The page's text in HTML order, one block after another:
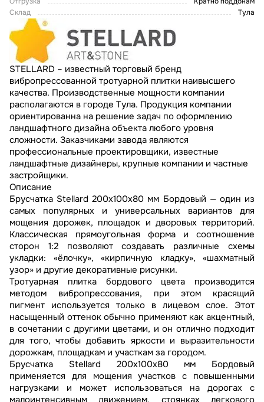
Склад
Тула
STELLARD – известный торговый бренд
вибропрессованной тротуарной плитки наивысшего
качества. Производственные мощности компании
располагаются в городе Тула. Продукция компании
ориентированна на решение задач по оформлению
ландшафтного дизайна объекта любого уровня
сложности. Заказчиками завода являются
профессиональные проектировщики, известные
ландшафтные дизайнеры, крупные компании и частные
застройщики.
Описание
Брусчатка Stellard 200x100x80 мм Бордовый — один из
самых популярных и универсальных вариантов для
мощения дорожек, площадок и дворовых территорий.
Классическая прямоугольная форма и соотношение
сторон 1:2 позволяют создавать различные схемы
укладки: «ёлочку», «кирпичную кладку», «шахматный
узор» и другие декоративные рисунки.
Тротуарная плитка бордового цвета производится
методом вибропрессования, при этом красящий
пигмент используется только в лицевом слое. Этот
насыщенный оттенок обычно применяют как акцентный,
в сочетании с другими цветами, и он отлично подходит
для того, чтобы добавить яркости и выразительности
дорожкам, площадкам и участкам за городом.
Брусчатка Stellard 200x100x80 мм Бордовый
применяется для мощения участков с повышенными
нагрузками и может использоваться на дорогах с
малоинтенсивным движением, стоянках легкового